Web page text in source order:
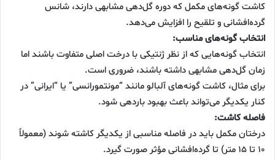
کاشت گونه‌های مکمل که دوره گل‌دهی مشابهی دارند، شانس
گرده‌افشانی و تلقیح را افزایش می‌دهد.
انتخاب گونه‌های مناسب:
انتخاب گونه‌هایی که از نظر ژنتیکی با درخت اصلی متفاوت باشند اما
زمان گل‌دهی مشابهی داشته باشند، ضروری است.
برای مثال، کاشت گونه‌های آلبالو مانند “مونتمورانسی” یا “ایرانی” در
کنار یکدیگر می‌تواند باعث بهبود باردهی شود.
فاصله کاشت:
درختان مکمل باید در فاصله مناسبی از یکدیگر کاشته شوند (معمولاً
۱۰ تا ۱۵ متر) تا گرده‌افشانی مؤثر صورت گیرد.